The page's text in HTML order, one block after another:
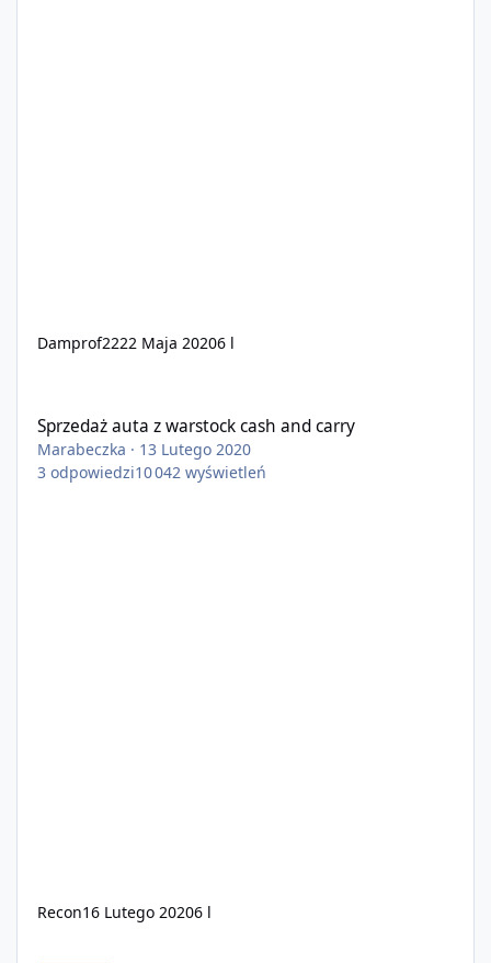
Damprof2222 Maja 20206 l
Sprzedaż auta z warstock cash and carry
Marabeczka · 13 Lutego 2020
3 odpowiedzi10 042 wyświetleń
Recon16 Lutego 20206 l